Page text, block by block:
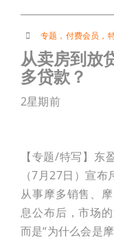
专题 ， 付费会员 ，
从卖房到放
多贷款？
2星期前
【专题/特写】东
（7月27日）宣
从事摩多销售、
息公布后，市场
而是“为什么会是